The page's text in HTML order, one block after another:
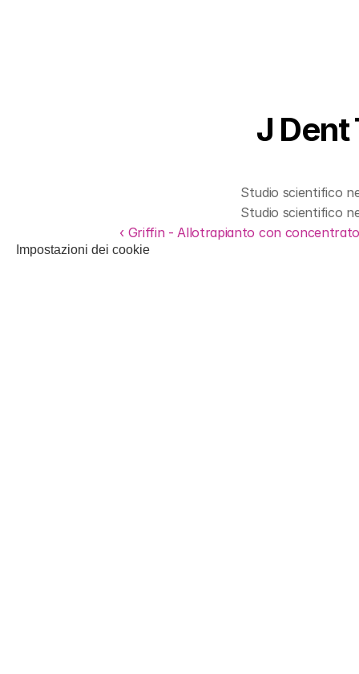
J
Studio scientifico
Studio scientifico
‹ Griffin - Allotrapianto con
Impostazioni dei cookie